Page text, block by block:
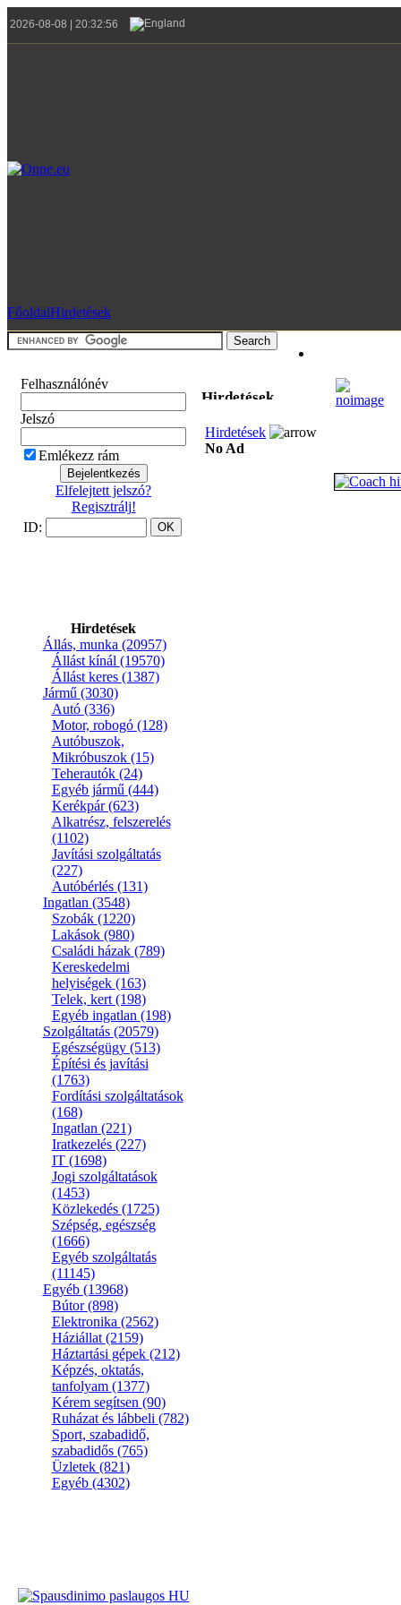
2026-08-08 | 20:32:56
FőoldalHirdetések
Felhasználónév
Jelszó
Emlékezz rám
Elfelejtett jelszó?
Regisztrálj!
ID:
Hirdetések
Állás, munka (20957)
Állást kínál (19570)
Állást keres (1387)
Jármű (3030)
Autó (336)
Motor, robogó (128)
Autóbuszok,
Mikróbuszok (15)
Teherautók (24)
Egyéb jármű (444)
Kerékpár(623)
Alkatrész, felszerelés
(1102)
Javítási szolgáltatás
(227)
Autóbérlés (131)
Ingatlan (3548)
Szobák (1220)
Lakások (980)
Családi házak (789)
Kereskedelmi
helyiségek (163)
Telek, kert (198)
Egyéb ingatlan (198)
Szolgáltatás (20579)
Egészségügy (513)
Építési és javítási
(1763)
Fordítási szolgáltatások
(168)
Ingatlan (221)
Iratkezelés (227)
IT (1698)
Jogi szolgáltatások
(1453)
Közlekedés (1725)
Szépség, egészség
(1666)
Egyéb szolgáltatás
(11145)
Egyéb (13968)
Bútor(898)
Elektronika (2562)
Háziállat (2159)
Háztartási gépek (212)
Képzés, oktatás,
tanfolyam (1377)
Kérem segítsen (90)
Ruházat és lábbeli (782)
Sport, szabadidő,
szabadidős (765)
Üzletek (821)
Egyéb (4302)
Hirdetések
Hirdetések
No Ad